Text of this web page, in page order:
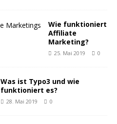
Wie funktioniert
Affiliate
Marketing?
25. Mai 2019 0
Was ist Typo3 und wie
funktioniert es?
28. Mai 2019 0